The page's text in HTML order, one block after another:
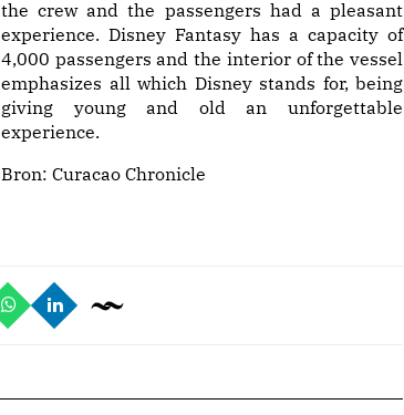
the crew and the passengers had a pleasant
experience. Disney Fantasy has a capacity of
4,000 passengers and the interior of the vessel
emphasizes all which Disney stands for, being
giving young and old an unforgettable
experience.
Bron: Curacao Chronicle